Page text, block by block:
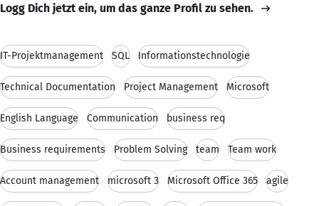
Logg Dich jetzt ein, um das ganze Profil zu sehen.
IT-Projektmanagement SQL Informationstechnologie
Technical Documentation Project Management Microsoft
English Language Communication business req
Business requirements Problem Solving team Team work
Account management microsoft 3 Microsoft Office 365 agile